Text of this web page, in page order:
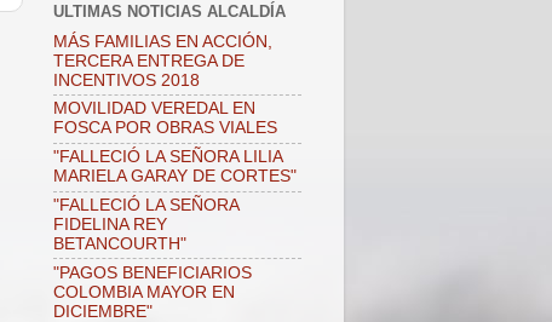
ULTIMAS NOTICIAS ALCALDÍA
MÁS FAMILIAS EN ACCIÓN,
TERCERA ENTREGA DE
INCENTIVOS 2018
MOVILIDAD VEREDAL EN
FOSCA POR OBRAS VIALES
"FALLECIÓ LA SEÑORA LILIA
MARIELA GARAY DE CORTES"
"FALLECIÓ LA SEÑORA
FIDELINA REY
BETANCOURTH"
"PAGOS BENEFICIARIOS
COLOMBIA MAYOR EN
DICIEMBRE"